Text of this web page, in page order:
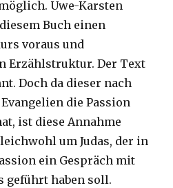
Uwe-Karsten
Buch einen
voraus und
Erzählstruktur. Der Text
Doch da dieser nach
die Passion
ist diese Annahme
um Judas, der in
ein Gespräch mit
geführt haben soll.